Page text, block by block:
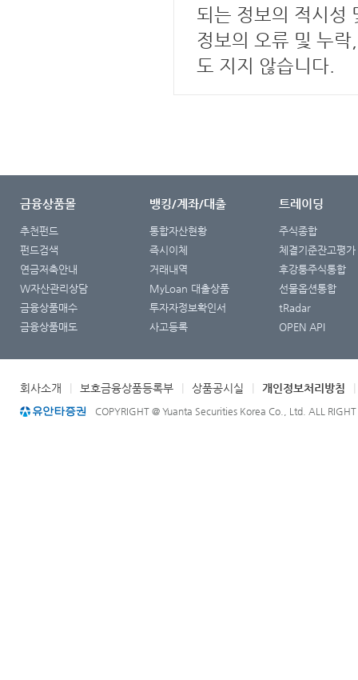
되는 정보의 적시성
정보의 오류 및 누
도 지지 않습니다.
금융상품몰
추천펀드
펀드검색
연금저축안내
W자산관리상담
금융상품매수
금융상품매도
뱅킹/계좌/대출
통합자산현황
즉시이체
거래내역
MyLoan 대출상품
투자자정보확인서
사고등록
트레이딩
주식종합
체결기준잔고평가
후강퉁주식통합
선물옵션통합
tRadar
OPEN API
회사소개 보호금융상품등록부 상품공시실 개인정보처리방침
COPYRIGHT @ Yuanta Securities Korea Co., Ltd. ALL RIGHT